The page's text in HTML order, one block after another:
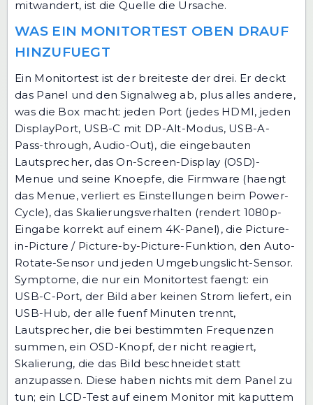
mitwandert, ist die Quelle die Ursache.
WAS EIN MONITORTEST OBEN DRAUF
HINZUFUEGT
Ein Monitortest ist der breiteste der drei. Er deckt
das Panel und den Signalweg ab, plus alles andere,
was die Box macht: jeden Port (jedes HDMI, jeden
DisplayPort, USB-C mit DP-Alt-Modus, USB-A-
Pass-through, Audio-Out), die eingebauten
Lautsprecher, das On-Screen-Display (OSD)-
Menue und seine Knoepfe, die Firmware (haengt
das Menue, verliert es Einstellungen beim Power-
Cycle), das Skalierungsverhalten (rendert 1080p-
Eingabe korrekt auf einem 4K-Panel), die Picture-
in-Picture / Picture-by-Picture-Funktion, den Auto-
Rotate-Sensor und jeden Umgebungslicht-Sensor.
Symptome, die nur ein Monitortest faengt: ein
USB-C-Port, der Bild aber keinen Strom liefert, ein
USB-Hub, der alle fuenf Minuten trennt,
Lautsprecher, die bei bestimmten Frequenzen
summen, ein OSD-Knopf, der nicht reagiert,
Skalierung, die das Bild beschneidet statt
anzupassen. Diese haben nichts mit dem Panel zu
tun; ein LCD-Test auf einem Monitor mit kaputtem